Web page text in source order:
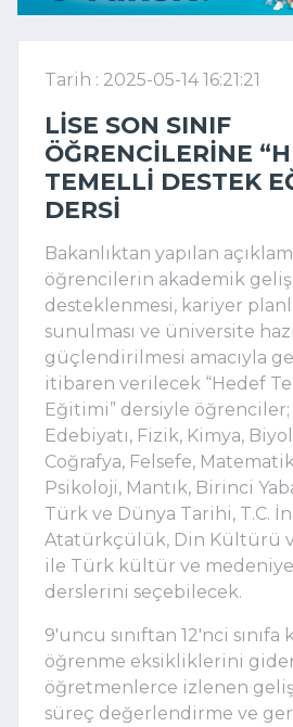
Tarih : 2025-05-14 16:21:21
LISE SON SINIF
ÖĞRENCILERINE
TEMELLI DESTEK
DERSI
Bakanlıktan yapılan
öğrencilerin akademik
desteklenmesi, kariyer
sunulması ve üniversite
güçlendirilmesi amacıyla
itibaren verilecek “Hedef
Eğitimi” dersiyle
Edebiyatı, Fizik, Kimya,
Coğrafya, Felsefe,
Psikoloji, Mantık, Birinci
Türk ve Dünya Tarihi, T.C.
Atatürkçülük, Din Kültürü
ile Türk kültür ve
derslerini seçebilecek.
9'uncu sınıftan 12'nci
öğrenme eksikliklerini
öğretmenlerce izlenen
süreç değerlendirme ve